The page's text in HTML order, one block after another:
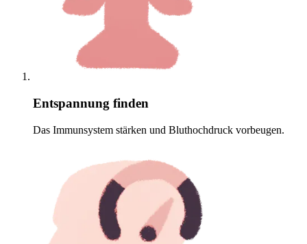
Entspannung finden
Das Immunsystem stärken und Bluthochdruck vorbeugen.